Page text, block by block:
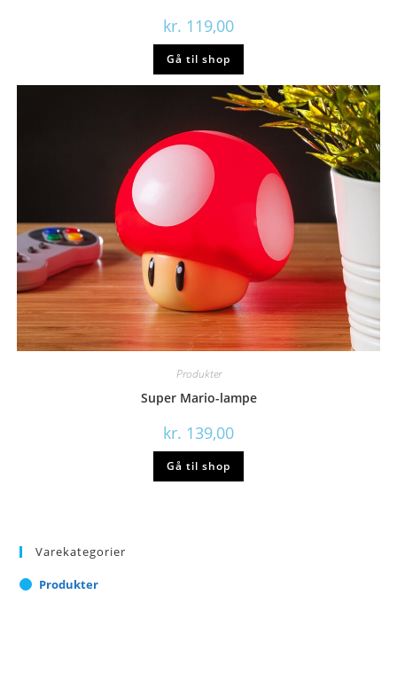
kr. 119,00
Gå til shop
Produkter
Super Mario-lampe
kr. 139,00
Gå til shop
Varekategorier
Produkter